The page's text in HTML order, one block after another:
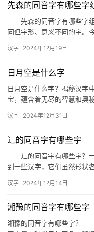
先森的同音字有哪些字
先森的同音字有哪些字
同但字形、意义不同的字。
汉字 2024年12月19日
日月空是什么字
日月空是什么字？揭秘汉字
宝，蕴含着无尽的智慧和奥
汉字 2024年12月31日
辶的同音字有哪些字
辶的同音字有哪些字？
到一些汉字，它们虽然形状
汉字 2024年12月14日
湘豫的同音字有哪些字
湘豫的同音字有哪些字